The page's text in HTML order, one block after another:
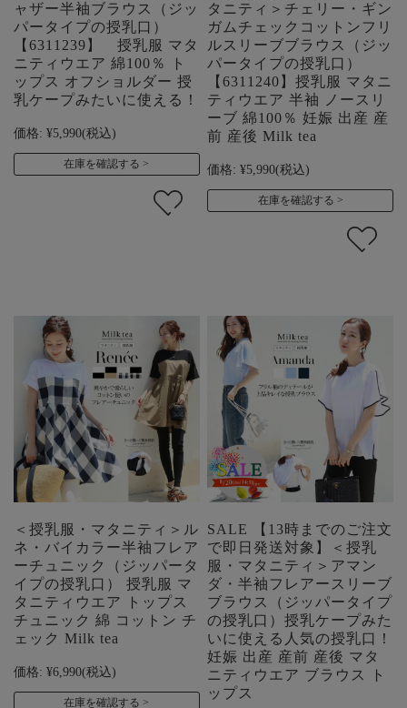
ャザー半袖ブラウス（ジッ
パータイプの授乳口）
【6311239】 授乳服 マタ
ニティウエア 綿100％ ト
ップス オフショルダー 授
乳ケープみたいに使える！
価格: ¥5,990(税込)
在庫を確認する
タニティ＞チェリー・ギン
ガムチェックコットンフリ
ルスリーブブラウス（ジッ
パータイプの授乳口）
【6311240】授乳服 マタニ
ティウエア 半袖 ノースリ
ーブ 綿100％ 妊娠 出産 産
前 産後 Milk tea
価格: ¥5,990(税込)
在庫を確認する
＜授乳服・マタニティ＞ル
ネ・バイカラー半袖フレア
ーチュニック（ジッパータ
イプの授乳口） 授乳服 マ
タニティウエア トップス
チュニック 綿 コットン チ
ェック Milk tea
価格: ¥6,990(税込)
在庫を確認する
SALE 【13時までのご注文
で即日発送対象】＜授乳
服・マタニティ＞アマン
ダ・半袖フレアースリーブ
ブラウス（ジッパータイプ
の授乳口）授乳ケープみた
いに使える人気の授乳口！
妊娠 出産 産前 産後 マタ
ニティウエア ブラウス ト
ップス